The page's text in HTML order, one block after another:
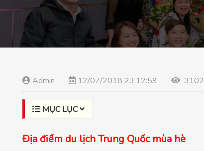
Admin 12/07/2018 23:12:59 3102
MỤC LỤC
Địa điểm du lịch Trung Quốc mùa hè